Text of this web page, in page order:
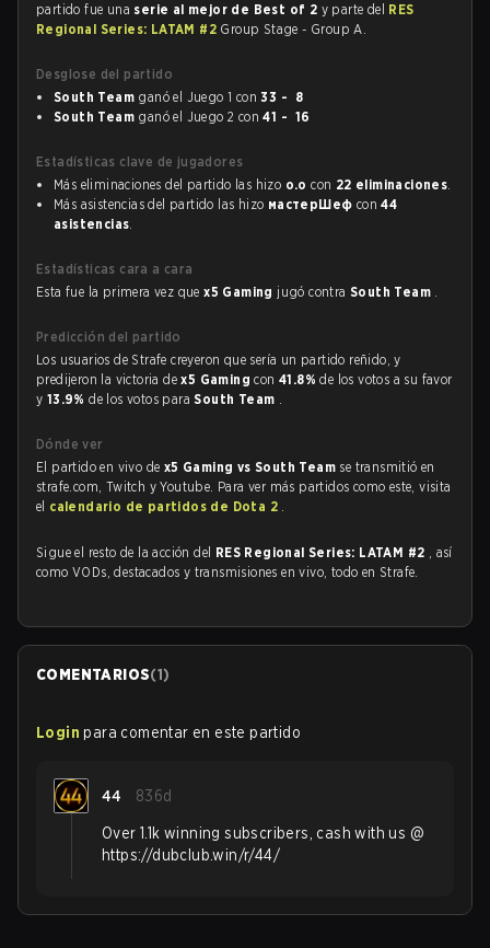
partido fue una serie al mejor de Best of 2 y parte del RES
Regional Series: LATAM #2 Group Stage - Group A.
Desglose del partido
South Team ganó el Juego 1 con33 - 8
South Team ganó el Juego 2 con41 - 16
Estadísticas clave de jugadores
Más eliminaciones del partido las hizo o.o con 22 eliminaciones.
Más asistencias del partido las hizo мастерШеф con44
asistencias.
Estadísticas cara a cara
Esta fue la primera vez quex5 Gaming jugó contraSouth Team .
Predicción del partido
Los usuarios de Strafe creyeron que sería un partido reñido, y
predijeron la victoria dex5 Gamingcon41.8%de los votos a su favor
y 13.9%de los votos paraSouth Team .
Dónde ver
El partido en vivo de x5 Gaming vs South Team se transmitió en
strafe.com, Twitch y Youtube. Para ver más partidos como este, visita
el calendario de partidos de Dota 2 .
Sigue el resto de la acción del RES Regional Series: LATAM #2 , así
como VODs, destacados y transmisiones en vivo, todo en Strafe.
COMENTARIOS(1)
Login para comentar en este partido
44 836d
Over 1.1k winning subscribers, cash with us @
https://dubclub.win/r/44/